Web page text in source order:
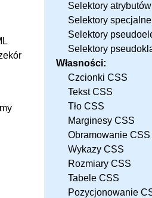
Selektory
Selektory
Selektory
Selektory
Własności:
Czcionki CSS
Tekst CSS
Tło CSS
Marginesy CSS
Obramowanie CSS
Wykazy CSS
Rozmiary CSS
Tabele CSS
Pozycjonowanie